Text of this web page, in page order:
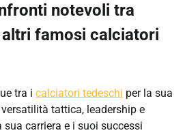
notevoli tra
famosi calciatori
tra i calciatori tedeschi per la sua
tattica, leadership e
carriera e i suoi successi